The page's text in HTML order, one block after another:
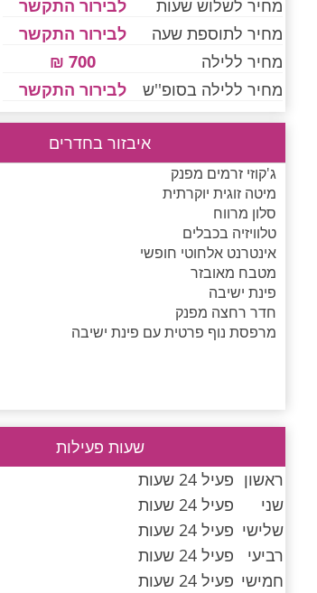
מחיר לשלוש שעות
לבירור התקשר
מחיר לתוספת שעה
לבירור התקשר
מחיר ללילה
700 ₪
מחיר ללילה בסופ''ש
לבירור התקשר
איבזור בחדרים
ג'קוזי זרמים מפנק
מיטה זוגית יוקרתית
סלון מרווח
טלוויזיה בכבלים
אינטרנט אלחוטי חופשי
מטבח מאובזר
פינת ישיבה
חדר רחצה מפנק
מרפסת נוף פרטית עם פינת ישיבה
שעות פעילות
ראשון פעיל 24 שעות
שני
פעיל 24 שעות
שלישי פעיל 24 שעות
רביעי
פעיל 24 שעות
חמישי פעיל 24 שעות